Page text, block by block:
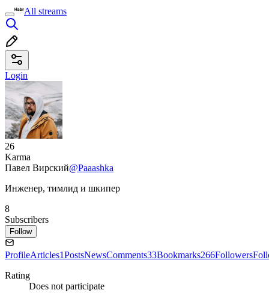
All streams
Login
26
Karma
Павел Вирский@Paaashka
Инженер, тимлид и шкипер
8
Subscribers
Follow
ProfileArticles1PostsNewsComments33Bookmarks266Followers
Rating
Does not participate